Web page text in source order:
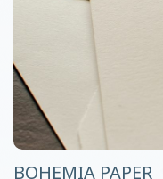
BOHEMIA PAPER